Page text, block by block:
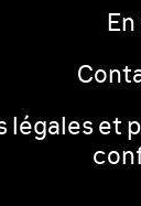
légales et